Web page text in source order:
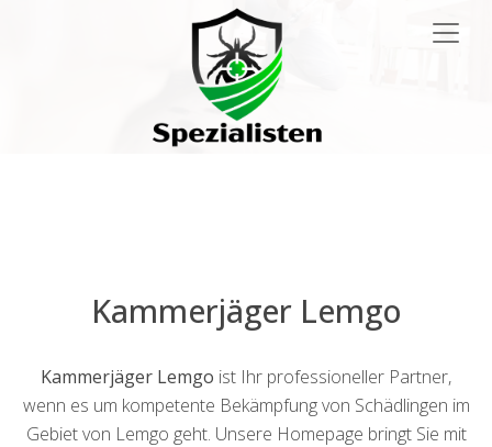
Kammerjäger Lemgo
Kammerjäger Lemgo ist Ihr professioneller Partner,
wenn es um kompetente Bekämpfung von Schädlingen im
Gebiet von Lemgo geht. Unsere Homepage bringt Sie mit